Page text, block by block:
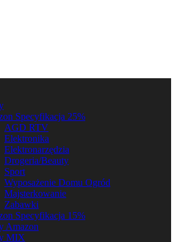
Specyfikacja 25%
AGD RTV
Elektronika
Elektronarzędzia
Drogeria/Beauty
Sport
Wyposażenie Domu Ogród
Majsterkowanie
Zabawki
Specyfikacja 15%
Amazon
MIX